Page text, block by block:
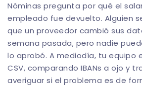
Nóminas pregunta por qué el
empleado fue devuelto. Alguien
que un proveedor cambió sus
semana pasada, pero nadie
lo aprobó. A mediodía, tu equipo
CSV, comparando IBANs a ojo y
averiguar si el problema es de